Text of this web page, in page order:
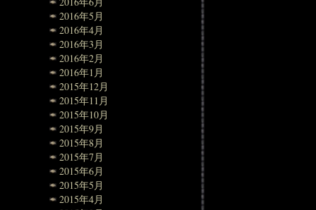
2016年5月
2016年4月
2016年3月
2016年2月
2016年1月
2015年12月
2015年11月
2015年10月
2015年9月
2015年8月
2015年7月
2015年6月
2015年5月
2015年4月